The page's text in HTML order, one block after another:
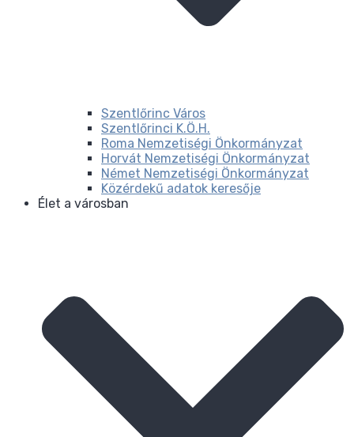
Szentlőrinc Város
Szentlőrinci K.Ö.H.
Roma Nemzetiségi Önkormányzat
Horvát Nemzetiségi Önkormányzat
Német Nemzetiségi Önkormányzat
Közérdekű adatok keresője
Élet a városban